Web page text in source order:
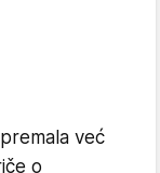
već
o